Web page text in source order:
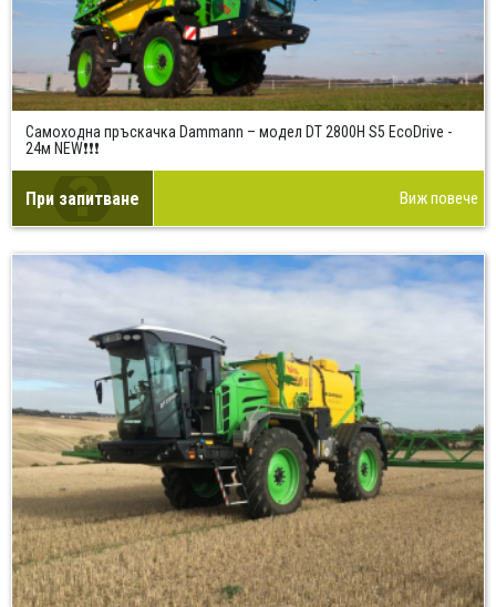
Самоходна пръскачка Dammann – модел DT 2800H S5 EcoDrive -
24м NEW❗❗❗
При запитване Виж повече